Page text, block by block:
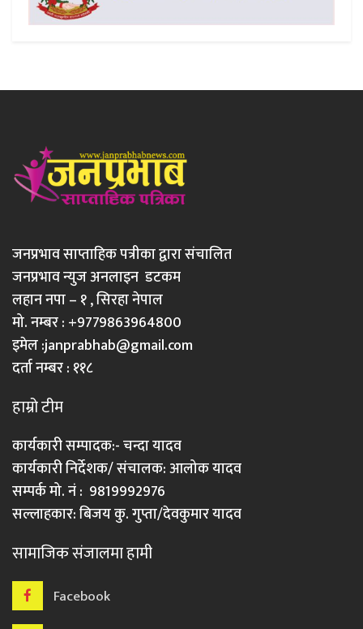
जनप्रभाव साप्ताहिक पत्रीका द्वारा संचालित
जनप्रभाव न्युज अनलाइन डटकम
लहान नपा – १ , सिरहा नेपाल
मो. नम्बर : +9779863964800
इमेल :janprabhab@gmail.com
दर्ता नम्बर : ११८
हाम्रो टीम
कार्यकारी सम्पादक:- चन्दा यादव
कार्यकारी निर्देशक/ संचालक: आलोक यादव
सम्पर्क मो. नं : 9819992976
सल्लाहकार: बिजय कु. गुप्ता/देवकुमार यादव
सामाजिक संजालमा हामी
Facebook